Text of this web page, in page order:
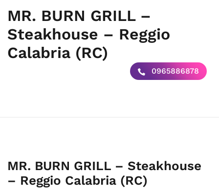
MR. BURN GRILL –
Steakhouse – Reggio
Calabria (RC)
0965886878
MR. BURN GRILL – Steakhouse
– Reggio Calabria (RC)